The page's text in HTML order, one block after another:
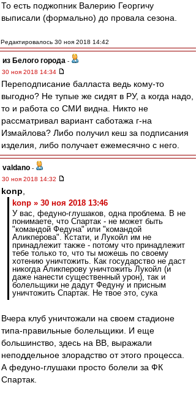
То есть поджопник Валерию Георгичу
выписали (формально) до провала сезона.
Редактировалось 30 ноя 2018 14:42
из Белого города -
30 ноя 2018 14:34
Переподписание балласта ведь кому-то
выгодно? Не тупые же сидят в РУ, а когда надо,
то и работа со СМИ видна. Никто не
рассматривал вариант саботажа г-на
Измайлова? Либо получил кеш за подписания
изделия, либо получает ежемесячно с него.
valdano -
30 ноя 2018 14:32
konp
konp » 30 ноя 2018 13:46
У вас, федуно-глушаков, одна проблема. В не
понимаете, что Спартак - не может быть
"командой Федуна" или "командой
Аликперова". Кстати, и Лукойл им не
принадлежит также - потому что принадлежит
тебе только то, что ты можешь по своему
хотению уничтожить. Как государство не даст
никогда Аликперову уничтожить Лукойл (и
даже нанести существенный урон), так и
болельщики не дадут Федуну и присным
уничтожить Спартак. Не твое это, сука
Вчера клуб уничтожали на своем стадионе
типа-правильные болельщики. И еще
большинство, здесь на ВВ, выражали
неподдельное злорадство от этого процесса.
А федуно-глушаки просто болели за ФК
Спартак.